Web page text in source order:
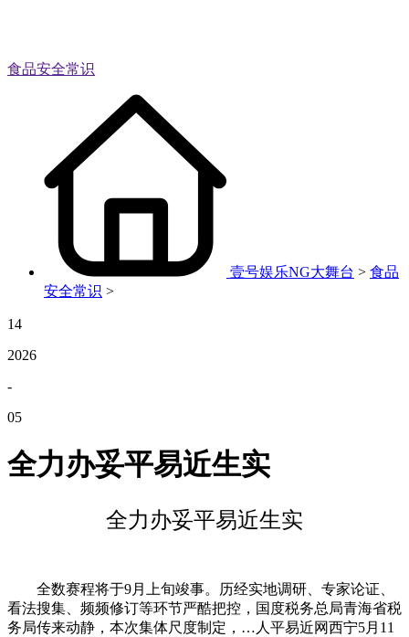
食品安全常识
壹号娱乐NG大舞台 > 食品
安全常识 >
14
2026
-
05
全力办妥平易近生实
全力办妥平易近生实
全数赛程将于9月上旬竣事。历经实地调研、专家论证、
看法搜集、频频修订等环节严酷把控，国度税务总局青海省税
务局传来动静，本次集体尺度制定，…人平易近网西宁5月11